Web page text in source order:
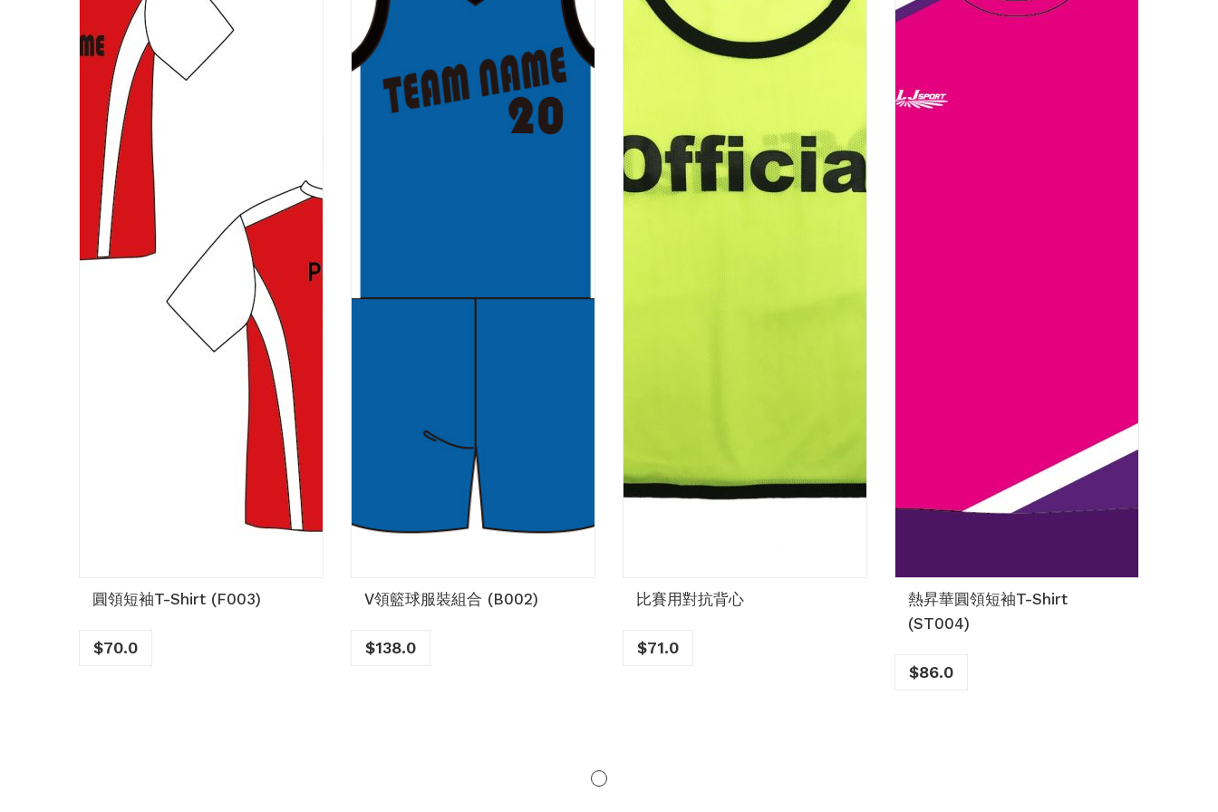
圓領短袖T-Shirt (F003)
$70.0
V領籃球服裝組合 (B002)
$138.0
比賽用對抗背心
$71.0
熱昇華圓領短袖T-Shirt
(ST004)
$86.0